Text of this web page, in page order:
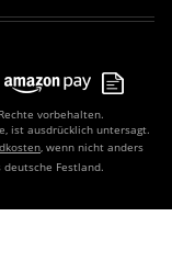
vorbehalten.
ist ausdrücklich untersagt.
, wenn nicht anders
Festland.